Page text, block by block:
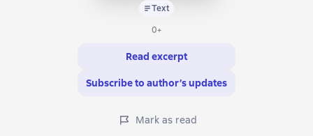
Text
0+
Read excerpt
Subscribe to author’s updates
Mark as read